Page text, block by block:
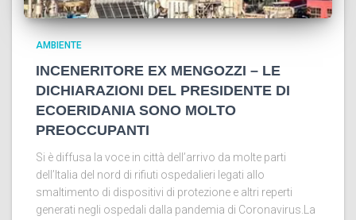
AMBIENTE
INCENERITORE EX MENGOZZI – LE
DICHIARAZIONI DEL PRESIDENTE DI
ECOERIDANIA SONO MOLTO
PREOCCUPANTI
Si è diffusa la voce in città dell’arrivo da molte parti
dell’Italia del nord di rifiuti ospedalieri legati allo
smaltimento di dispositivi di protezione e altri reperti
generati negli ospedali dalla pandemia di Coronavirus.La